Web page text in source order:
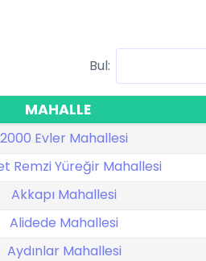
Bul:
MAHALLE
2000 Evler Mahallesi
Remzi Yüreğir Mahallesi
Akkapı Mahallesi
Alidede Mahallesi
Aydınlar Mahallesi